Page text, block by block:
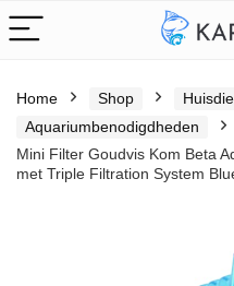
Home Shop
Aquariumbenodigdheden
Mini Filter Goudvis Kom Beta
met Triple Filtration System